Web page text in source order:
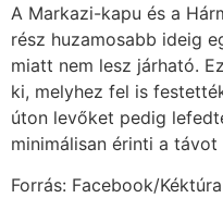
A Markazi-kapu és a
rész huzamosabb ideig
miatt nem lesz járható.
ki, melyhez fel is
úton levőket pedig
minimálisan érinti a távot
Forrás: Facebook/Kéktúra